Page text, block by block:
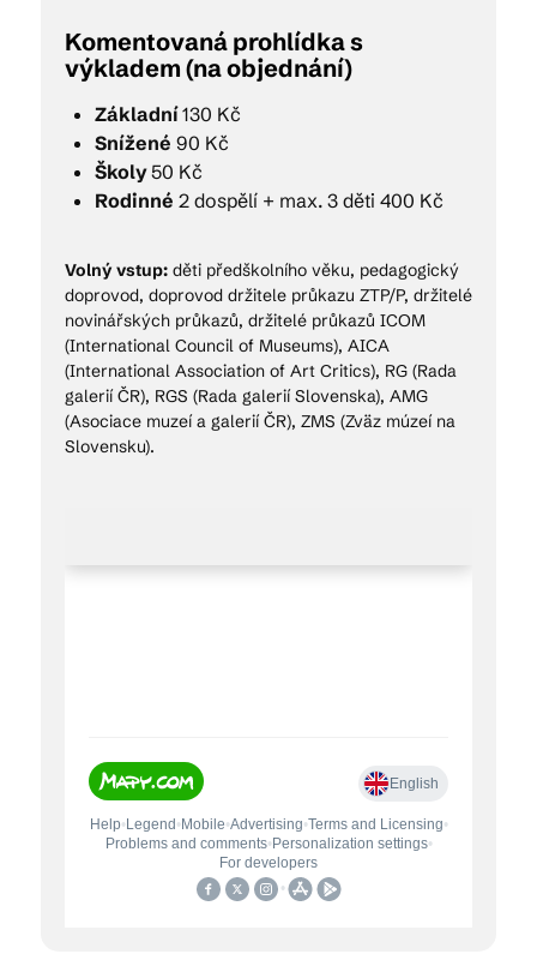
Komentovaná prohlídka s
výkladem (na objednání)
Základní130 Kč
Snížené 90 Kč
Školy50 Kč
Rodinné 2 dospělí + max. 3 děti 400 Kč
Volný vstup: děti předškolního věku, pedagogický
doprovod, doprovod držitele průkazu ZTP/P, držitelé
novinářských průkazů, držitelé průkazů ICOM
(International Council of Museums), AICA
(International Association of Art Critics), RG (Rada
galerií ČR), RGS (Rada galerií Slovenska), AMG
(Asociace muzeí a galerií ČR), ZMS (Zväz múzeí na
Slovensku).